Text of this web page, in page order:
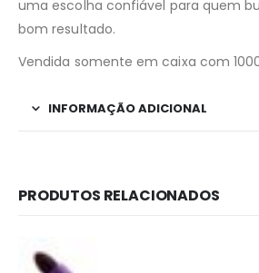
uma escolha confiável para quem
bom resultado.
Vendida somente em caixa com
INFORMAÇÃO ADICIONAL
PRODUTOS RELACIONADOS